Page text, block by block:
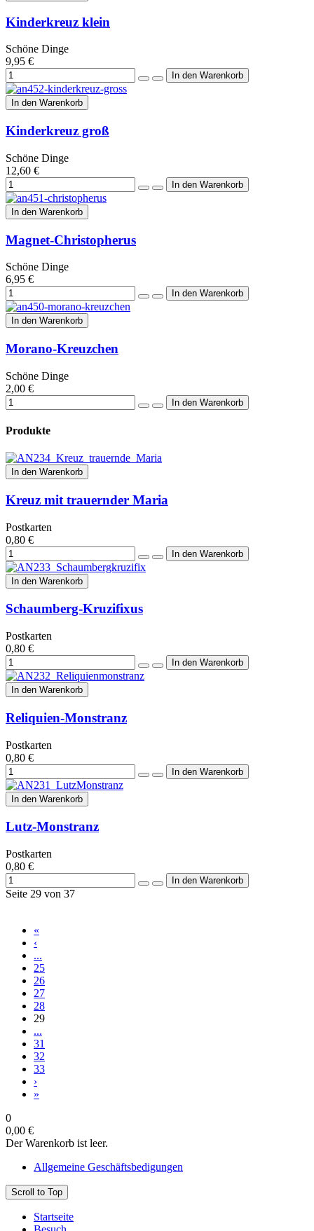
Kinderkreuz klein
Schöne Dinge
9,95 €
In den Warenkorb
Kinderkreuz groß
Schöne Dinge
12,60 €
In den Warenkorb
Magnet-Christopherus
Schöne Dinge
6,95 €
In den Warenkorb
Morano-Kreuzchen
Schöne Dinge
2,00 €
Produkte
In den Warenkorb
Kreuz mit trauernder Maria
Postkarten
0,80 €
In den Warenkorb
Schaumberg-Kruzifixus
Postkarten
0,80 €
In den Warenkorb
Reliquien-Monstranz
Postkarten
0,80 €
In den Warenkorb
Lutz-Monstranz
Postkarten
0,80 €
Seite 29 von 37
«
‹
...
25
26
27
28
29
...
31
32
33
›
»
0
0,00 €
Der Warenkorb ist leer.
Allgemeine Geschäftsbedigungen
Scroll to Top
Startseite